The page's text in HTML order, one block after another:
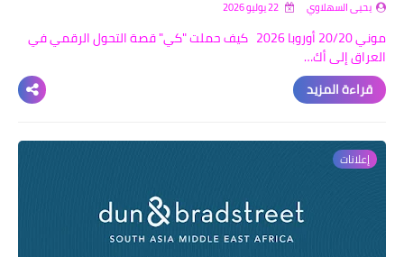
يحيى السهلاوي
موني 20/20 أوروبا 2026 كيف حملت "كي" قصة التحول الرقمي في
العراق إلى أك…
قراءة المزيد
إعلانات